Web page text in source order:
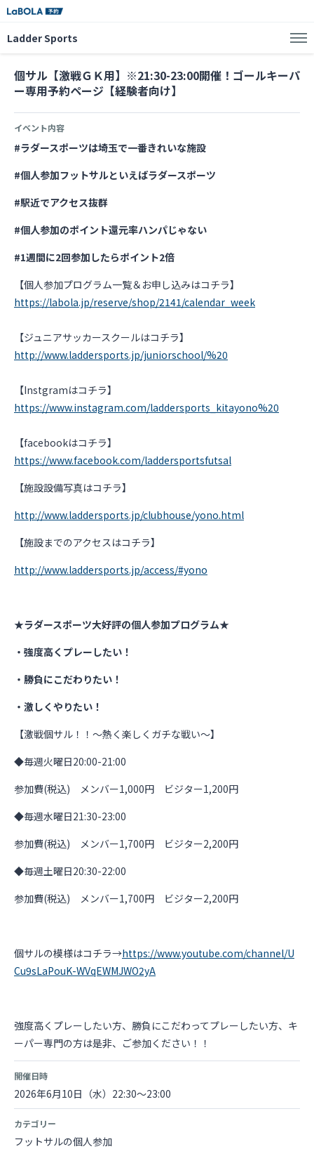
Ladder Sports
個サル【激戦ＧＫ用】※21:30-23:00開催！ゴールキーパ
ー専用予約ページ【経験者向け】
イベント内容
#ラダースポーツは埼玉で一番きれいな施設
#個人参加フットサルといえばラダースポーツ
#駅近でアクセス抜群
#個人参加のポイント還元率ハンパじゃない
#1週間に2回参加したらポイント2倍
【個人参加プログラム一覧＆お申し込みはコチラ】
https://labola.jp/reserve/shop/2141/calendar_week
【ジュニアサッカースクールはコチラ】
http://www.laddersports.jp/juniorschool/%20
【Instgramはコチラ】
https://www.instagram.com/laddersports_kitayono%20
【facebookはコチラ】
https://www.facebook.com/laddersportsfutsal
【施設設備写真はコチラ】
http://www.laddersports.jp/clubhouse/yono.html
【施設までのアクセスはコチラ】
http://www.laddersports.jp/access/#yono
★ラダースポーツ大好評の個人参加プログラム★
・強度高くプレーしたい！
・勝負にこだわりたい！
・激しくやりたい！
【激戦個サル！！～熱く楽しくガチな戦い～】
◆毎週火曜日20:00-21:00
参加費(税込) メンバー1,000円 ビジター1,200円
◆毎週水曜日21:30-23:00
参加費(税込) メンバー1,700円 ビジター2,200円
◆毎週土曜日20:30-22:00
参加費(税込) メンバー1,700円 ビジター2,200円
個サルの模様はコチラ→https://www.youtube.com/channel/U
Cu9sLaPouK-WVqEWMJWO2yA
強度高くプレーしたい方、勝負にこだわってプレーしたい方、キ
ーパー専門の方は是非、ご参加ください！！
開催日時
2026年6月10日（水）22:30～23:00
カテゴリー
フットサルの個人参加